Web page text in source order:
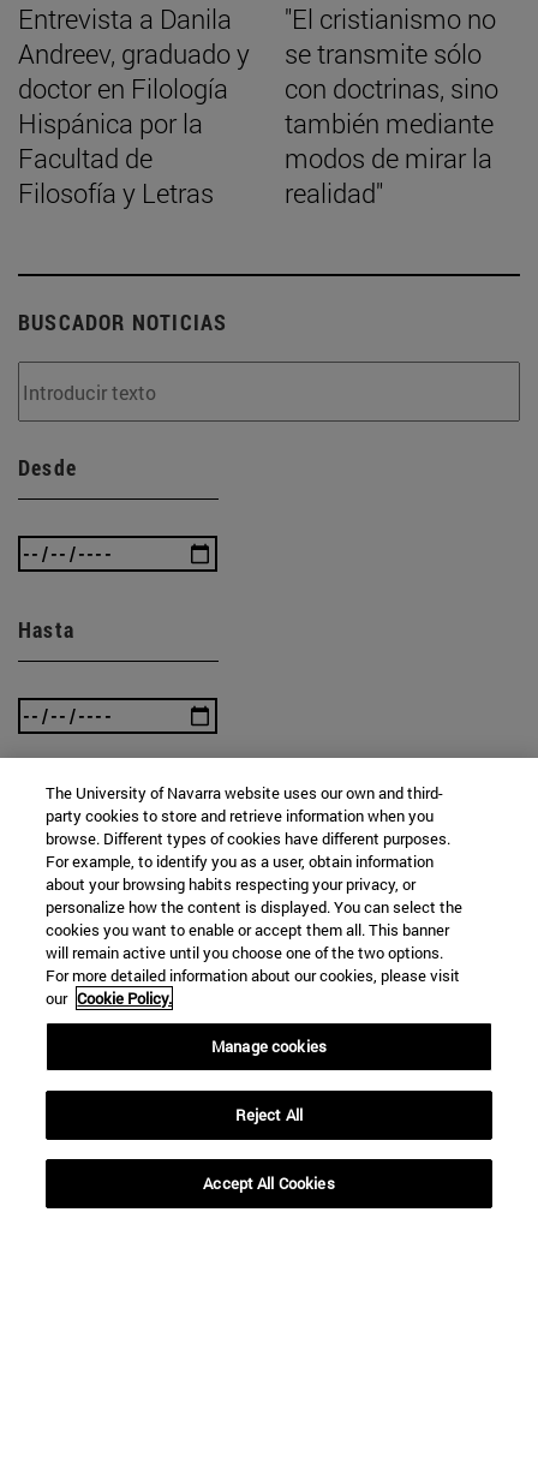
Entrevista a Danila
Andreev, graduado y
doctor en Filología
Hispánica por la
Facultad de
Filosofía y Letras
"El cristianismo no
se transmite sólo
con doctrinas, sino
también mediante
modos de mirar la
realidad"
BUSCADOR NOTICIAS
Desde
Hasta
BUSCAR
The University of Navarra website uses our own and third-
party cookies to store and retrieve information when you
browse. Different types of cookies have different purposes.
For example, to identify you as a user, obtain information
about your browsing habits respecting your privacy, or
personalize how the content is displayed. You can select the
cookies you want to enable or accept them all. This banner
will remain active until you choose one of the two options.
For more detailed information about our cookies, please visit
our Cookie Policy.
Manage cookies
Reject All
Accept All Cookies